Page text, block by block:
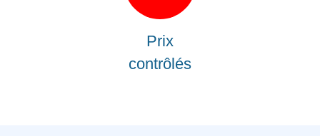
Prix
contrôlés